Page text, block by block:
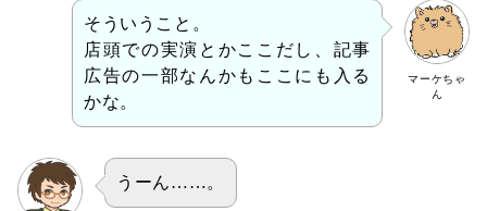
マーケちゃ
ん
そういうこと。
店頭での実演とかここだし、記事
広告の一部なんかもここにも入る
かな。
うーん……。